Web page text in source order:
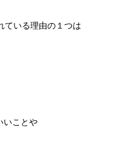
ている理由の１つは
いことや